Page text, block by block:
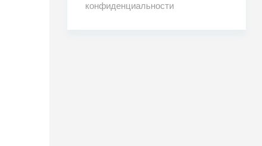
конфиденциальности